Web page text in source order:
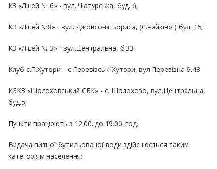
КЗ «Ліцей № 6» - вул. Чіатурська, буд. 6;
КЗ «Ліцей №8» - вул. Джонсона Бориса, (Л.Чайкіної) буд. 15;
КЗ «Ліцей № 3» - вул.Центральна, б.33
Клуб с.П.Хутори—с.Перевізські Хутори, вул.Перевізна б.48
КБКЗ «Шолоховський СБК» - с. Шолохово, вул.Центральна,
буд.5;
Пункти працюють з 12.00. до 19.00. год.
Видача питної бутильованої води здійснюється таким
категоріям населення: